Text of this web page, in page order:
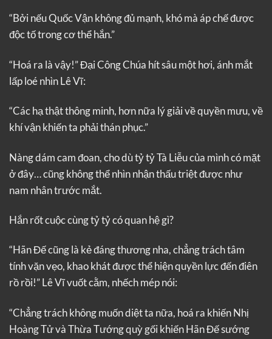
“Bởi nếu Quốc Vận không đủ mạnh, khó mà áp chế được
độc tố trong cơ thể hắn.”
“Hoá ra là vậy!” Đại Công Chúa hít sâu một hơi, ánh mắt
lấp loé nhìn Lê Vĩ:
“Các hạ thật thông minh, hơn nữa lý giải về quyền mưu, về
khí vận khiến ta phải thán phục.”
Nàng dám cam đoan, cho dù tỷ tỷ Tà Liễu của mình có mặt
ở đây… cũng không thể nhìn nhận thấu triệt được như
nam nhân trước mắt.
Hắn rốt cuộc cùng tỷ tỷ có quan hệ gì?
“Hãn Đế cũng là kẻ đáng thương nha, chẳng trách tâm
tính vặn vẹo, khao khát được thể hiện quyền lực đến điên
rồ rồi!” Lê Vĩ vuốt cằm, nhếch mép nói:
“Chẳng trách không muốn diệt ta nữa, hoá ra khiến Nhị
Hoàng Tử và Thừa Tướng quỳ gối khiến Hãn Đế sướng